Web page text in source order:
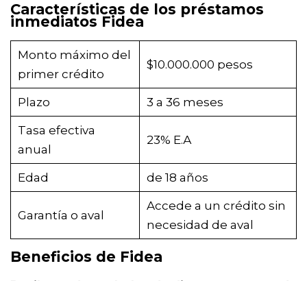
Características de los préstamos
inmediatos Fidea
Monto máximo del
primer crédito
$10.000.000 pesos
Plazo 3 a 36 meses
Tasa efectiva
anual
23% Е.А
Edad de 18 años
Garantía o aval
Accede a un crédito sin
necesidad de aval
Beneficios de Fidea